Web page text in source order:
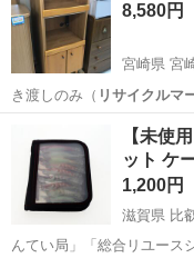
8,580円
宮崎県 宮
き渡しのみ（ リサイクルマ
ート宮崎大塚店 … 宮崎駅
【未使
ット ケ
1,200円
滋賀県 比
んてい局」「総合リユース